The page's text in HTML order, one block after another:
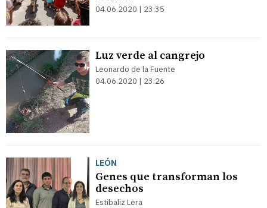
04.06.2020 | 23:35
Luz verde al cangrejo
Leonardo de la Fuente
04.06.2020 | 23:26
LEÓN
Genes que transforman los
desechos
Estibaliz Lera